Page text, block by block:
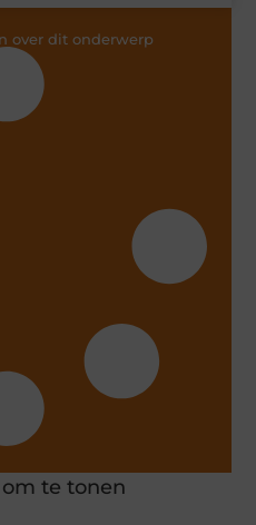
over dit onderwerp
te tonen